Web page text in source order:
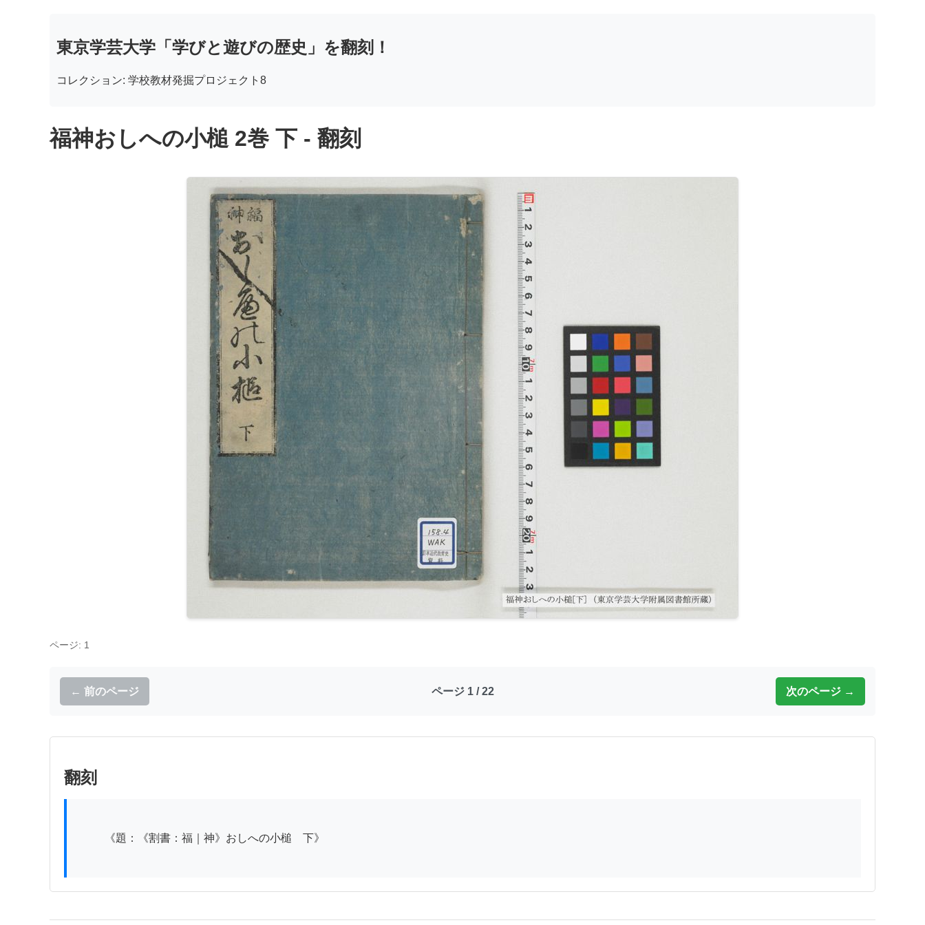
東京学芸大学「学びと遊びの歴史」を翻刻！
コレクション: 学校教材発掘プロジェクト8
福神おしへの小槌 2巻 下 - 翻刻
ページ: 1
← 前のページ ページ 1 / 22 次のページ →
翻刻